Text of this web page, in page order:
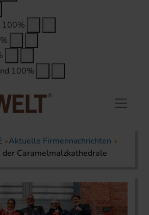
100%
%
100%
Aktuelle Firmennachrichten
Caramelmalzkathedrale